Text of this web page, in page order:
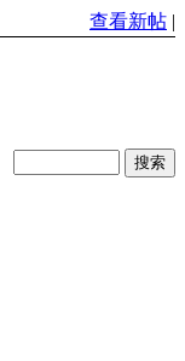
查看新帖 |